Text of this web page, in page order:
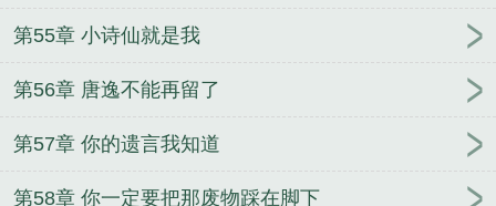
第55章 小诗仙就是我
第56章 唐逸不能再留了
第57章 你的遗言我知道
第58章 你一定要把那废物踩在脚下